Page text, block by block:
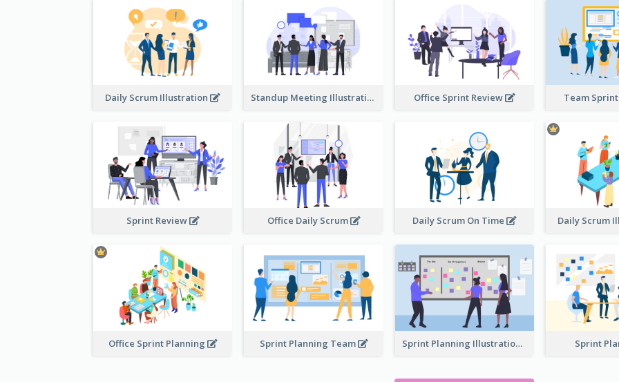
Daily Scrum Illustration Standup Meeting Illustration Office Sprint Review Team
Sprint Review Office Daily Scrum Daily Scrum On Time Daily Scrum
Office Sprint Planning Sprint Planning Team Sprint Planning Illustration Sprint